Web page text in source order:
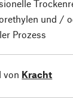
und /
Prozess
von Kracht